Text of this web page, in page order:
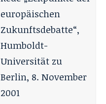
europäischen
Zukunftsdebatte“,
Humboldt-
Universität zu
Berlin, 8. November
2001